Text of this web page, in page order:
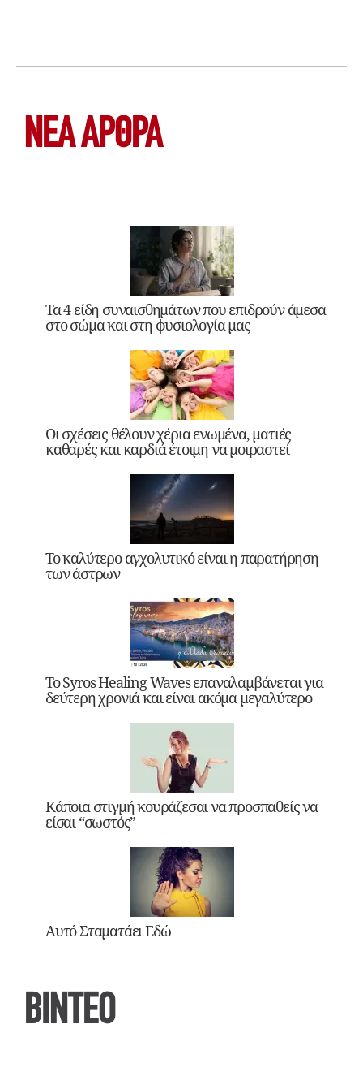
ΝΕΑ ΆΡΘΡΑ
Τα 4 είδη συναισθημάτων που επιδρούν άμεσα
στο σώμα και στη φυσιολογία μας
Οι σχέσεις θέλουν χέρια ενωμένα, ματιές
καθαρές και καρδιά έτοιμη να μοιραστεί
Το καλύτερο αγχολυτικό είναι η παρατήρηση
των άστρων
Το Syros Healing Waves επαναλαμβάνεται για
δεύτερη χρονιά και είναι ακόμα μεγαλύτερο
Κάποια στιγμή κουράζεσαι να προσπαθείς να
είσαι “σωστός”
Αυτό Σταματάει Εδώ
ΒΙΝΤΕΟ